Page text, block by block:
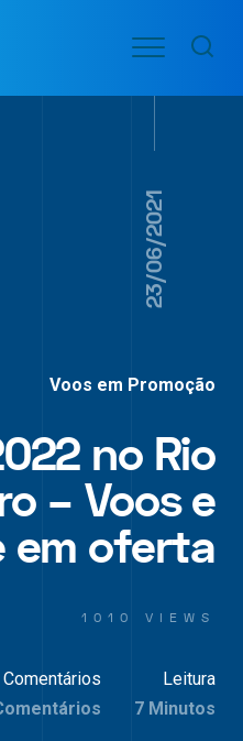
VOO
AÉREAS
Menu
23/06/2021
Voos em Promoção
no Rio
– Voos e
em oferta
1010 VIEWS
Comentários
Leitura
7 Minutos